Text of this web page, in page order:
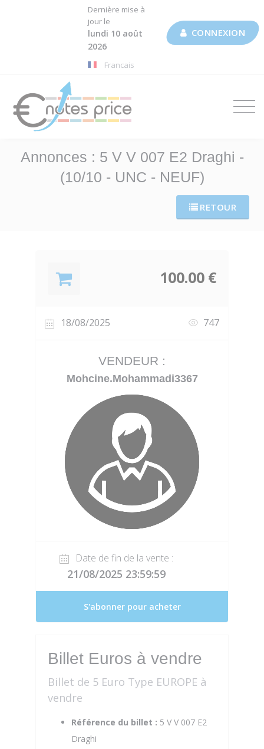
Dernière mise à
jour le
lundi 10 août
2026
Francais
CONNEXION
Annonces : 5 V V 007 E2 Draghi -
(10/10 - UNC - NEUF)
RETOUR
100.00 €
18/08/2025 747
VENDEUR :
Mohcine.Mohammadi3367
Date de fin de la vente :
21/08/2025 23:59:59
S'abonner pour acheter
Billet Euros à vendre
Billet de 5 Euro Type EUROPE à
vendre
Référence du billet : 5 V V 007 E2
Draghi